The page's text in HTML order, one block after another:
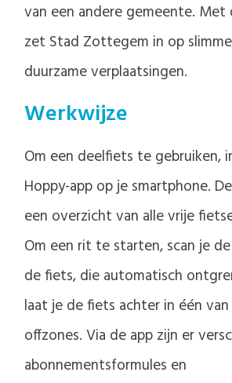
van een andere gemeente.
zet Stad Zottegem in op
duurzame verplaatsingen.
Werkwijze
Om een deelfiets te gebruiken,
Hoppy-app op je smartphone.
een overzicht van alle vrije
Om een rit te starten, scan je
de fiets, die automatisch
laat je de fiets achter in één
offzones. Via de app zijn er
abonnementsformules en